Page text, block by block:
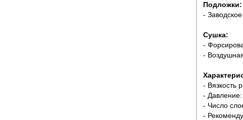
Подложки:
-
Сушка:
-
-
- Вязкость
-
- Число
-